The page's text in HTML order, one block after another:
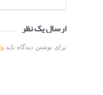
ارسال یک نظر
برای نوشتن دیدگاه باید